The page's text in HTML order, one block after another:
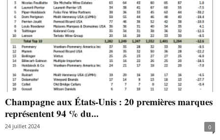
Champagne aux États-Unis : 20 premières marques
représentent 94 % du...
24 juillet 2024 0